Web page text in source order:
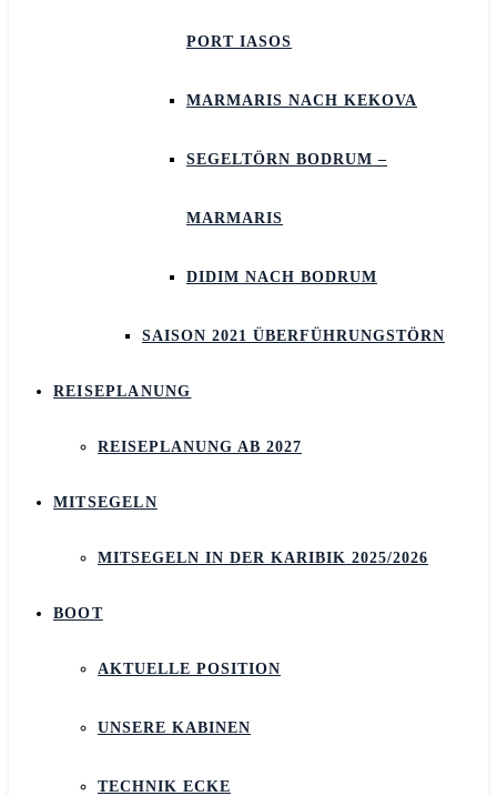
PORT IASOS
MARMARIS NACH KEKOVA
SEGELTÖRN BODRUM –
MARMARIS
DIDIM NACH BODRUM
SAISON 2021 ÜBERFÜHRUNGSTÖRN
REISEPLANUNG
REISEPLANUNG AB 2027
MITSEGELN
MITSEGELN IN DER KARIBIK 2025/2026
BOOT
AKTUELLE POSITION
UNSERE KABINEN
TECHNIK ECKE